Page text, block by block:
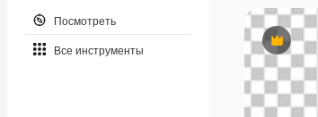
Посмотреть
Все инструменты
Премиум